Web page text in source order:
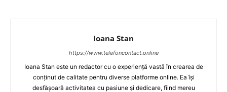
Ioana Stan
https://www.telefoncontact.online
Ioana Stan este un redactor cu o experiență vastă în crearea de
conținut de calitate pentru diverse platforme online. Ea își
desfășoară activitatea cu pasiune și dedicare, fiind mereu